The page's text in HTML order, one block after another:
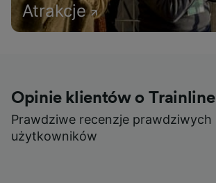
Atrakcje
Opinie klientów o Trainline
Prawdziwe recenzje prawdziwych
użytkowników